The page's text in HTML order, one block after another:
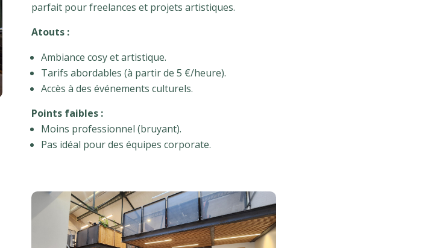
parfait pour freelances et projets artistiques.
Atouts :
Ambiance cosy et artistique.
Tarifs abordables (à partir de 5 €/heure).
Accès à des événements culturels.
Points faibles :
Moins professionnel (bruyant).
Pas idéal pour des équipes corporate.